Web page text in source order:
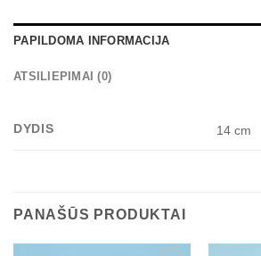
PAPILDOMA INFORMACIJA
ATSILIEPIMAI (0)
DYDIS 14 cm
PANAŠŪS PRODUKTAI